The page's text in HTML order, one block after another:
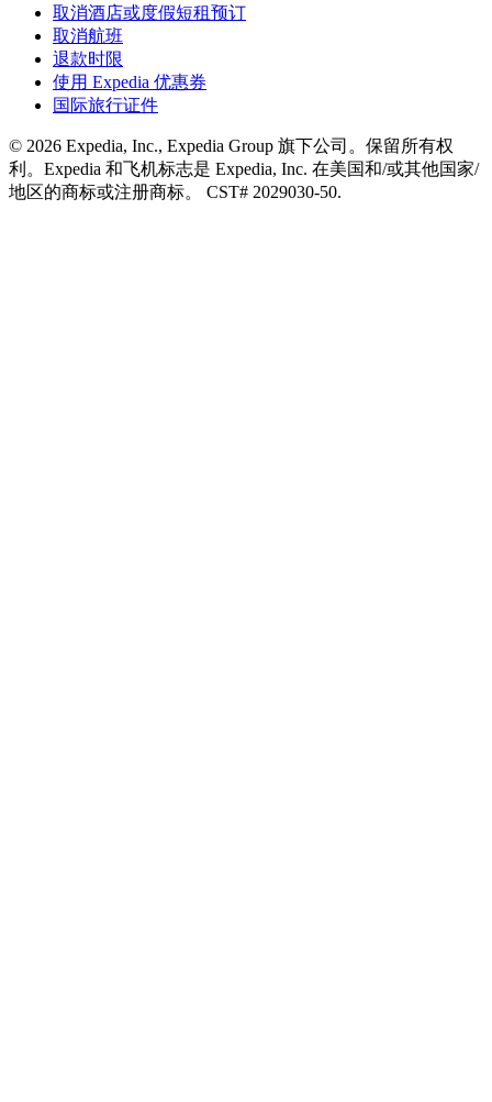
取消酒店或度假短租预订
取消航班
退款时限
使用 Expedia 优惠券
国际旅行证件
© 2026 Expedia, Inc., Expedia Group 旗下公司。保留所有权
利。Expedia 和飞机标志是 Expedia, Inc. 在美国和/或其他国家/
地区的商标或注册商标。 CST# 2029030-50.